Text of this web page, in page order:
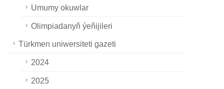
Umumy okuwlar
Olimpiadanyň ýeňijileri
Türkmen uniwersiteti gazeti
2024
2025